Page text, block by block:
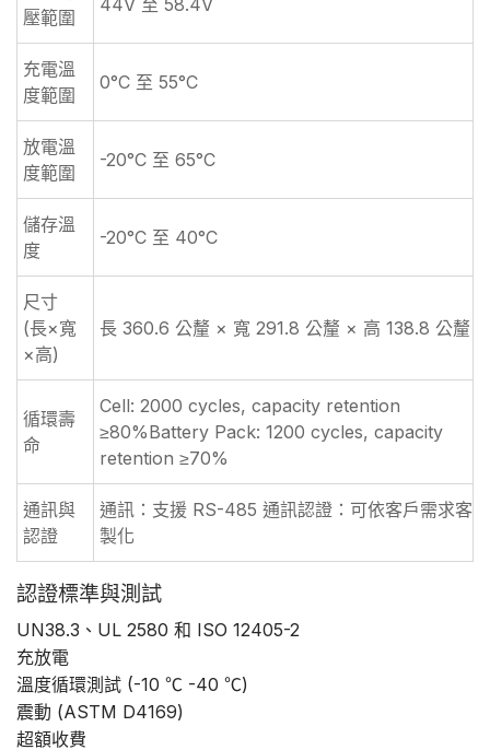
壓範圍
44V 至 58.4V
充電溫
度範圍
0°C 至 55°C
放電溫
度範圍
-20°C 至 65°C
儲存溫
度
-20°C 至 40°C
尺寸
(長×寬
×高)
長 360.6 公釐 × 寬 291.8 公釐 × 高 138.8 公釐
循環壽
命
Cell: 2000 cycles, capacity retention
≥80%Battery Pack: 1200 cycles, capacity
retention ≥70%
通訊與
認證
通訊：支援 RS-485 通訊認證：可依客戶需求客
製化
認證標準與測試
UN38.3、UL 2580 和 ISO 12405-2
充放電
溫度循環測試 (-10 ℃ -40 ℃)
震動 (ASTM D4169)
超額收費